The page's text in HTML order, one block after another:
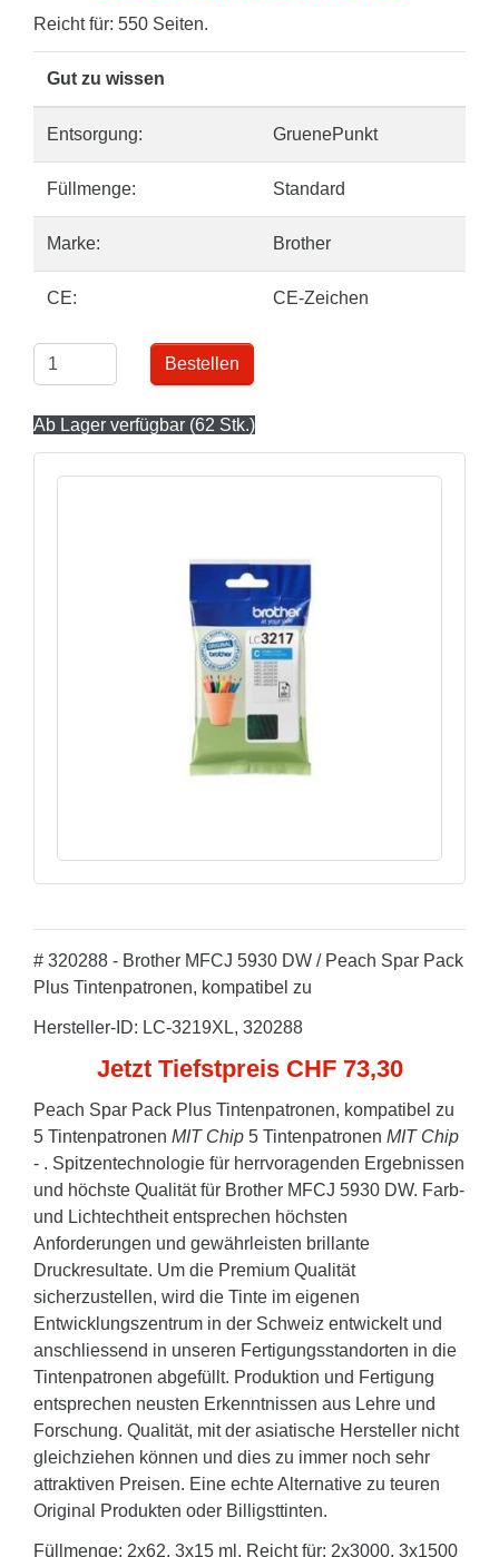
Reicht für: 550 Seiten.
Gut zu wissen
Entsorgung: GruenePunkt
Füllmenge: Standard
Marke: Brother
CE: CE-Zeichen
Bestellen
Ab Lager verfügbar (62 Stk.)
# 320288 - Brother MFCJ 5930 DW / Peach Spar Pack
Plus Tintenpatronen, kompatibel zu
Hersteller-ID: LC-3219XL, 320288
Jetzt Tiefstpreis CHF 73,30
Peach Spar Pack Plus Tintenpatronen, kompatibel zu
5 Tintenpatronen MIT Chip 5 Tintenpatronen MIT Chip
- . Spitzentechnologie für herrvoragenden Ergebnissen
und höchste Qualität für Brother MFCJ 5930 DW. Farb-
und Lichtechtheit entsprechen höchsten
Anforderungen und gewährleisten brillante
Druckresultate. Um die Premium Qualität
sicherzustellen, wird die Tinte im eigenen
Entwicklungszentrum in der Schweiz entwickelt und
anschliessend in unseren Fertigungsstandorten in die
Tintenpatronen abgefüllt. Produktion und Fertigung
entsprechen neusten Erkenntnissen aus Lehre und
Forschung. Qualität, mit der asiatische Hersteller nicht
gleichziehen können und dies zu immer noch sehr
attraktiven Preisen. Eine echte Alternative zu teuren
Original Produkten oder Billigsttinten.
Füllmenge: 2x62, 3x15 ml. Reicht für: 2x3000, 3x1500